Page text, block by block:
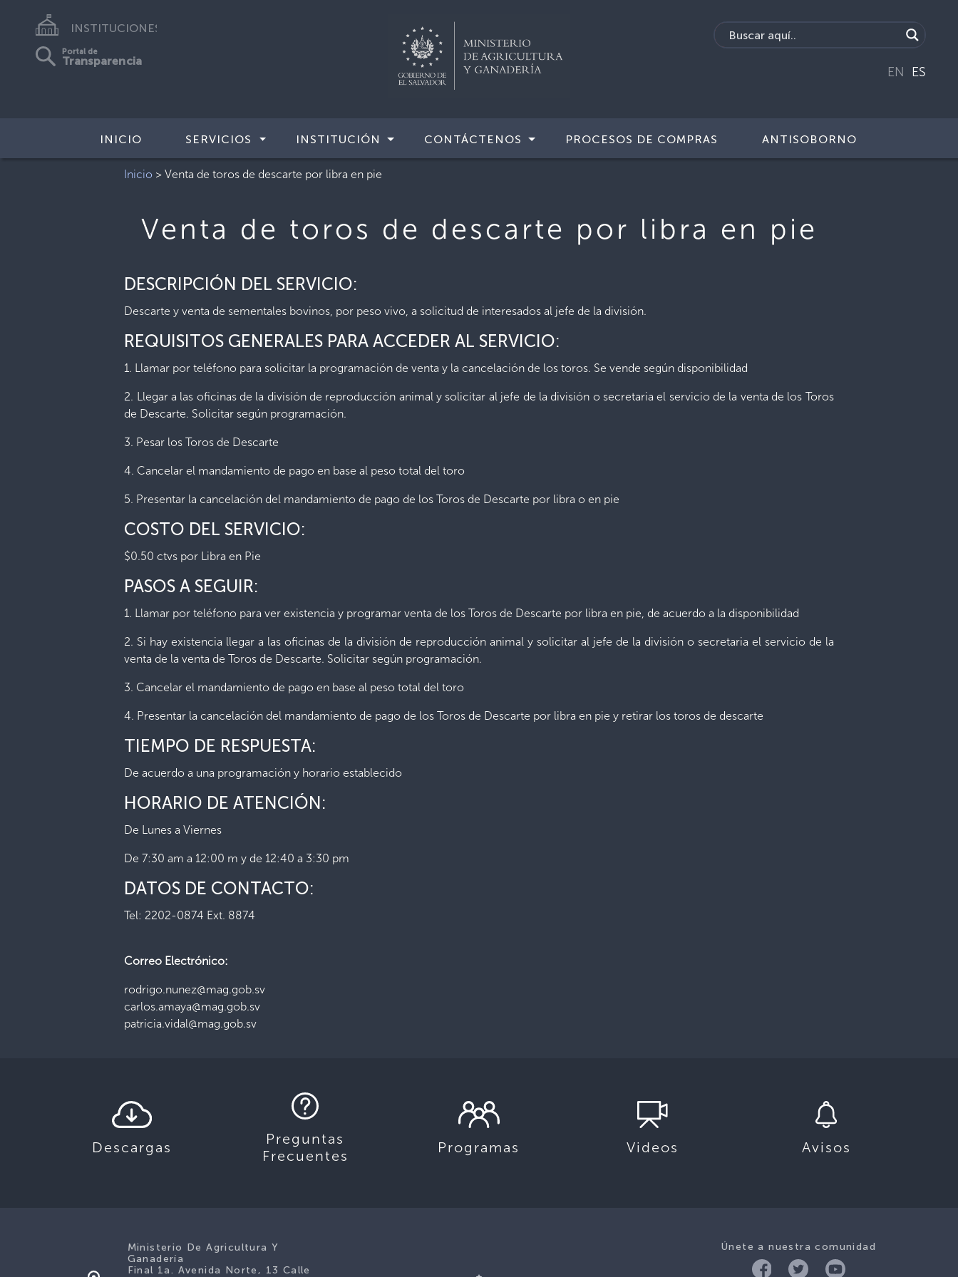
INSTITUCIONES
Portal de
Transparencia
EN ES
INICIO SERVICIOS INSTITUCIÓN CONTÁCTENOS PROCESOS DE COMPRAS ANTISOBORNO
Inicio >Venta de toros de descarte por libra en pie
Venta de toros de descarte por libra en pie
DESCRIPCIÓN DEL SERVICIO:
Descarte y venta de sementales bovinos, por peso vivo, a solicitud de interesados al jefe de la división.
REQUISITOS GENERALES PARA ACCEDER AL SERVICIO:
1. Llamar por teléfono para solicitar la programación de venta y la cancelación de los toros. Se vende según disponibilidad
2. Llegar a las oficinas de la división de reproducción animal y solicitar al jefe de la división o secretaria el servicio de la venta de los Toros
de Descarte. Solicitar según programación.
3. Pesar los Toros de Descarte
4. Cancelar el mandamiento de pago en base al peso total del toro
5. Presentar la cancelación del mandamiento de pago de los Toros de Descarte por libra o en pie
COSTO DEL SERVICIO:
$0.50 ctvs por Libra en Pie
PASOS A SEGUIR:
1. Llamar por teléfono para ver existencia y programar venta de los Toros de Descarte por libra en pie, de acuerdo a la disponibilidad
2. Si hay existencia llegar a las oficinas de la división de reproducción animal y solicitar al jefe de la división o secretaria el servicio de la
venta de la venta de Toros de Descarte. Solicitar según programación.
3. Cancelar el mandamiento de pago en base al peso total del toro
4. Presentar la cancelación del mandamiento de pago de los Toros de Descarte por libra en pie y retirar los toros de descarte
TIEMPO DE RESPUESTA:
De acuerdo a una programación y horario establecido
HORARIO DE ATENCIÓN:
De Lunes a Viernes
De 7:30 am a 12:00 m y de 12:40 a 3:30 pm
DATOS DE CONTACTO:
Tel: 2202-0874 Ext. 8874
Correo Electrónico:
rodrigo.nunez@mag.gob.sv
carlos.amaya@mag.gob.sv
patricia.vidal@mag.gob.sv
Descargas
Preguntas
Frecuentes
Programas Videos Avisos
Únete a nuestra comunidad
Ministerio De Agricultura Y
Ganadería
Final 1a. Avenida Norte, 13 Calle